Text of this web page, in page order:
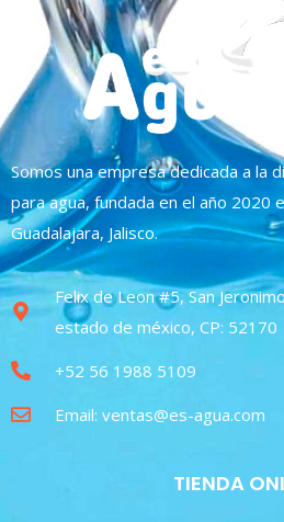
Somos una empresa dedicada a la
para agua, fundada en el año 2020
Guadalajara, Jalisco.
Felix de Leon #5, San
estado de méxico, CP: 52170
+52 56 1988 5109
Email: ventas@es-agua.com
TIENDA